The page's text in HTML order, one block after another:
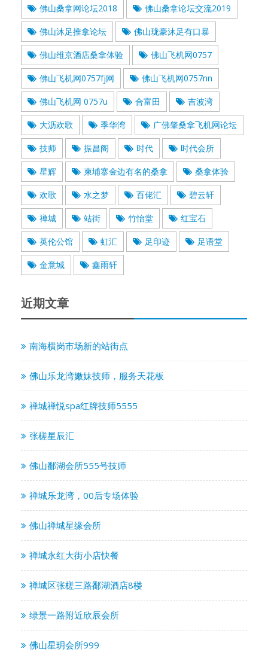
佛山桑拿网论坛2018 佛山桑拿论坛交流2019
佛山沐足推拿论坛 佛山珑豪沐足有口暴
佛山维京酒店桑拿体验 佛山飞机网0757
佛山飞机网0757fj网 佛山飞机网0757nn
佛山飞机网 0757u 合富田 吉波湾
大沥欢歌 季华湾 广佛肇桑拿飞机网论坛
技师 振昌阁 时代 时代会所
星辉 柬埔寨金边有名的桑拿 桑拿体验
欢歌 水之梦 百佬汇 碧云轩
禅城 站街 竹怡堂 红宝石
英伦公馆 虹汇 足印迹 足语堂
金意城 鑫雨轩
近期文章
南海横岗市场新的站街点
佛山乐龙湾嫩妹技师，服务天花板
禅城禅悦spa红牌技师5555
张槎星辰汇
佛山鄱湖会所555号技师
禅城乐龙湾，00后专场体验
佛山禅城星缘会所
禅城永红大街小店快餐
禅城区张槎三路鄱湖酒店8楼
绿景一路附近欣辰会所
佛山星玥会所999